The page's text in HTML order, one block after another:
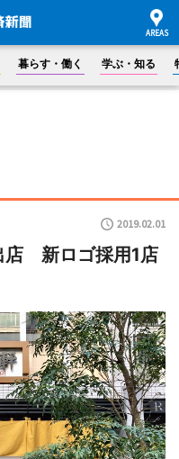
暮らす・働く 学ぶ・知る
2019.02.01
店 新ロゴ採用1店